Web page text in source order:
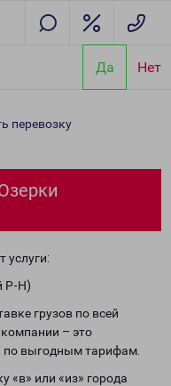
Да Нет
перевозку
услуги:
Р-Н)
грузов по всей
– это
по выгодным тарифам.
«в» или «из» города